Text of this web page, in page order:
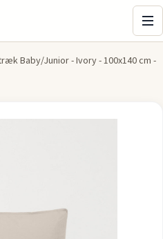
Baby/Junior - Ivory - 100x140 cm -